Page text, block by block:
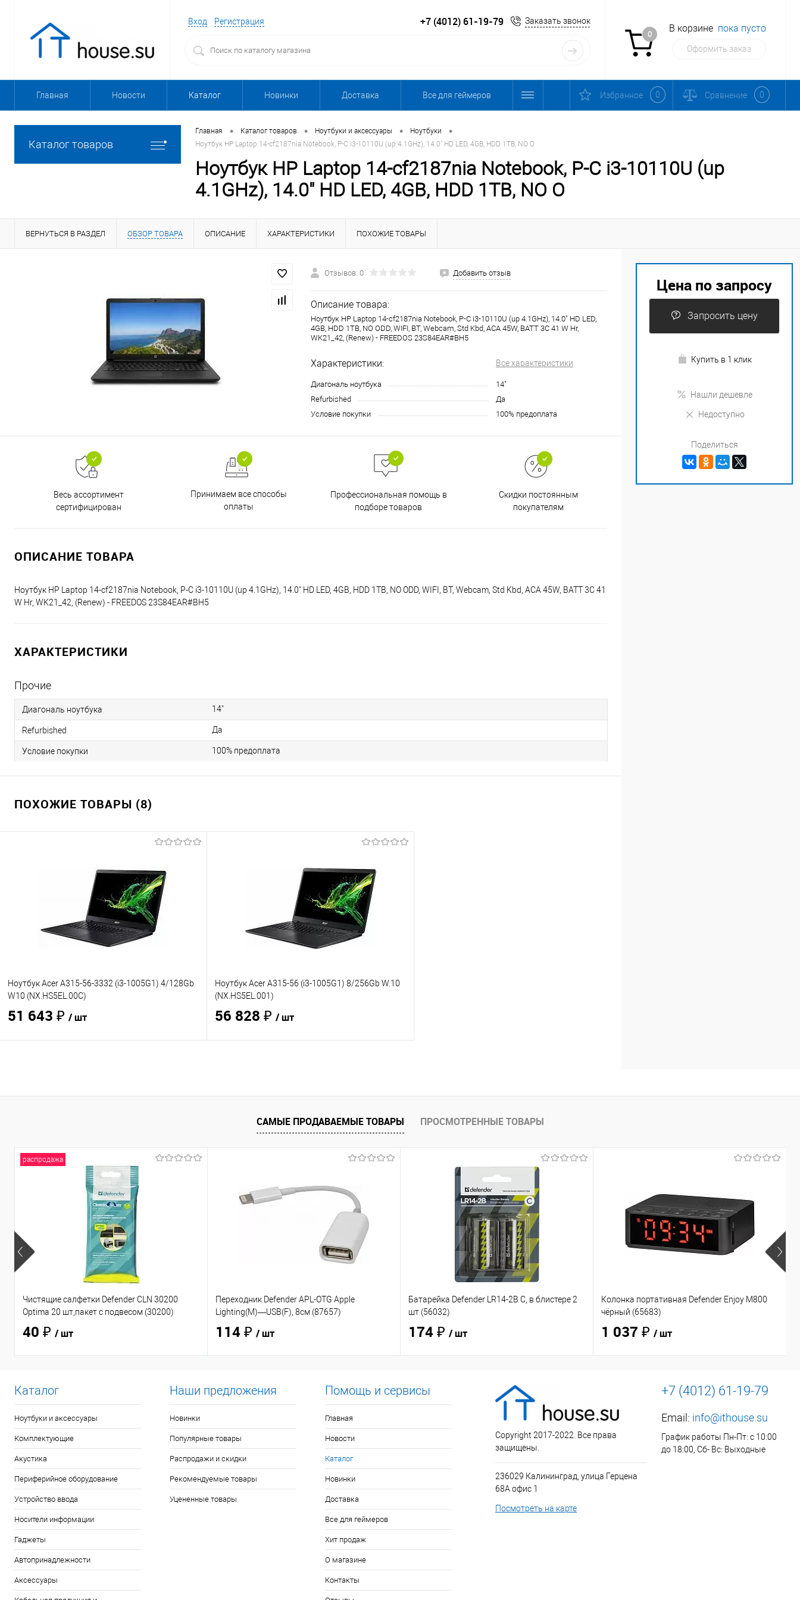
Вход Регистрация +7 (4012) 61-19-79 Заказать звонок
0
В корзине пока пусто
Оформить заказ
Главная Новости Каталог Новинки Доставка Все для геймеров Избранное 0 Сравнение 0
Каталог товаров
Главная • Каталог товаров • Ноутбуки и аксессуары • Ноутбуки •
Ноутбук HP Laptop 14-cf2187nia Notebook, P-C i3-10110U (up 4.1GHz), 14.0" HD LED, 4GB, HDD 1TB, NO O
Ноутбук HP Laptop 14-cf2187nia Notebook, P-C i3-10110U (up
4.1GHz), 14.0" HD LED, 4GB, HDD 1TB, NO O
ВЕРНУТЬСЯ В РАЗДЕЛ ОБЗОР ТОВАРА ОПИСАНИЕ ХАРАКТЕРИСТИКИ ПОХОЖИЕ ТОВАРЫ
Отзывов: 0 Добавить отзыв
Описание товара:
Ноутбук HP Laptop 14-cf2187nia Notebook, P-C i3-10110U (up 4.1GHz), 14.0" HD LED,
4GB, HDD 1TB, NO ODD, WIFI, BT, Webcam, Std Kbd, ACA 45W, BATT 3C 41 W Hr,
WK21_42, (Renew) - FREEDOS 23S84EAR#BH5
Характеристики: Все характеристики
Диагональ ноутбука
14"
Refurbished
Да
Условие покупки
100% предоплата
Весь ассортимент
сертифицирован
Принимаем все способы
оплаты
Профессиональная помощь в
подборе товаров
Скидки постоянным
покупателям
ОПИСАНИЕ ТОВАРА
Ноутбук HP Laptop 14-cf2187nia Notebook, P-C i3-10110U (up 4.1GHz), 14.0" HD LED, 4GB, HDD 1TB, NO ODD, WIFI, BT, Webcam, Std Kbd, ACA 45W, BATT 3C 41
W Hr, WK21_42, (Renew) - FREEDOS 23S84EAR#BH5
ХАРАКТЕРИСТИКИ
Прочие
Диагональ ноутбука 14"
Refurbished Да
Условие покупки 100% предоплата
ПОХОЖИЕ ТОВАРЫ (8)
Ноутбук Acer A315-56-3332 (i3-1005G1) 4/128Gb
W10 (NX.HS5EL.00C)
51 643 ₽ / шт
Купить в 1 клик
Сравнение
Ноутбук Acer A315-56 (i3-1005G1) 8/256Gb W.10
(NX.HS5EL.001)
56 828 ₽ / шт
Купить в 1 клик
Сравнение
В избранное
В наличии- 3 шт.
Цена по запросу
Запросить цену
Купить в 1 клик
Нашли дешевле
Недоступно
Поделиться
САМЫЕ ПРОДАВАЕМЫЕ ТОВАРЫ ПРОСМОТРЕННЫЕ ТОВАРЫ
распродажа
Чистящие салфетки Defender CLN 30200
Optima 20 шт,пакет с подвесом (30200)
40 ₽ / шт
Переходник Defender APL-OTG Apple
Lighting(M)—USB(F), 8см (87657)
114 ₽ / шт
Батарейка Defender LR14-2B C, в блистере 2
шт (56032)
174 ₽ / шт
Колонка портативная Defender Enjoy M800
чёрный (65683)
1 037 ₽ / шт
Каталог
Ноутбуки и аксессуары
Комплектующие
Акустика
Периферийное оборудование
Устройство ввода
Носители информации
Гаджеты
Автопринадлежности
Аксессуары
Наши предложения
Новинки
Популярные товары
Распродажи и скидки
Рекомендуемые товары
Уцененные товары
Помощь и сервисы
Главная
Новости
Каталог
Новинки
Доставка
Все для геймеров
Хит продаж
О магазине
Контакты
Copyright 2017-2022. Все права
защищены.
236029 Калининград, улица Герцена
68А офис 1
Посмотреть на карте
+7 (4012) 61-19-79
Email: info@ithouse.su
График работы Пн-Пт: с 10:00
до 18:00, Сб- Вс: Выходные